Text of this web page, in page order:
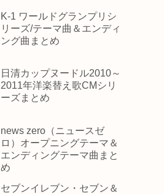
K-1 ワールドグランプリシ
リーズ/テーマ曲＆エンディ
ング曲まとめ
日清カップヌードル2010～
2011年洋楽替え歌CMシリ
ーズまとめ
news zero（ニュースゼ
ロ）オープニングテーマ＆
エンディングテーマ曲まと
め
セブンイレブン・セブン＆